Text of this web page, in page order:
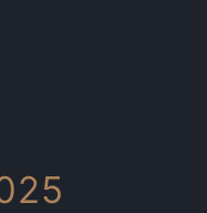
2025